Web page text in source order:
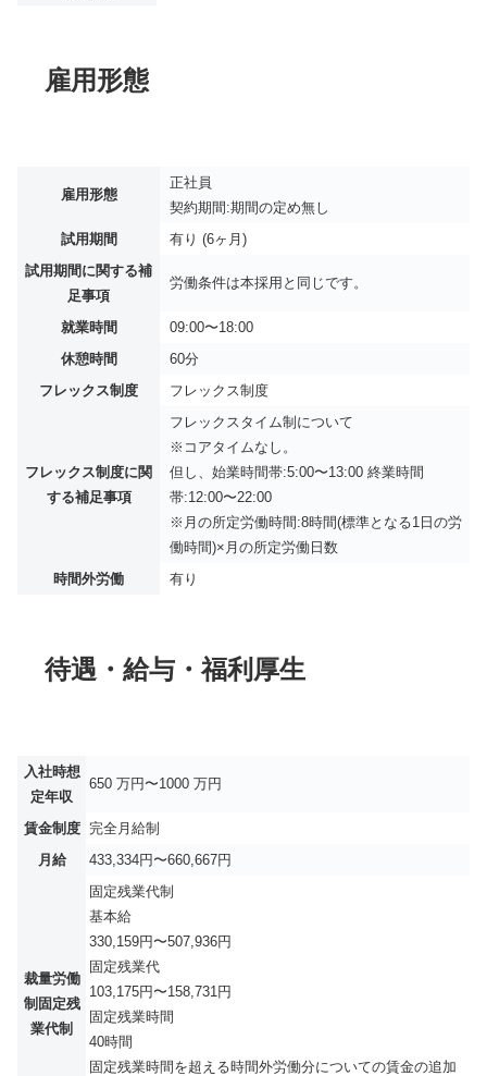
雇用形態
雇用形態
正社員
契約期間:期間の定め無し
試用期間
有り (6ヶ月)
試用期間に関する補
足事項
労働条件は本採用と同じです。
就業時間
09:00〜18:00
休憩時間
60分
フレックス制度
フレックス制度
フレックス制度に関
する補足事項
フレックスタイム制について
※コアタイムなし。
但し、始業時間帯:5:00〜13:00 終業時間
帯:12:00〜22:00
※月の所定労働時間:8時間(標準となる1日の労
働時間)×月の所定労働日数
時間外労働
有り
待遇・給与・福利厚生
入社時想
定年収
650 万円〜1000 万円
賃金制度 完全月給制
月給
433,334円〜660,667円
裁量労働
制固定残
業代制
固定残業代制
基本給
330,159円〜507,936円
固定残業代
103,175円〜158,731円
固定残業時間
40時間
固定残業時間を超える時間外労働分についての賃金の追加